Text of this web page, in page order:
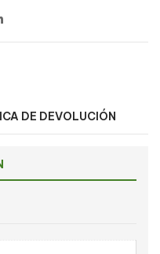
DE DEVOLUCIÓN